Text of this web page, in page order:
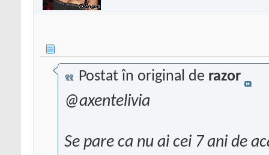
Postat în original de razor
@axentelivia
Se pare ca nu ai cei 7 ani de